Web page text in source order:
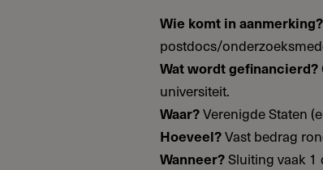
Wie komt in aanmerking?
postdocs/
Wat wordt gefinancierd?
universiteit.
Waar?Verenigde Staten
Hoeveel?Vast bedrag
Wanneer?Sluiting vaak 1